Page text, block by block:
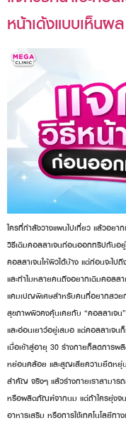
หน้าเด้งแบบเห็นผล
ใครที่กำลังวางแผนไปเที่ยว แล้วอย
วิธีเติมคอลลาเจนก่อนออกทริปกันอยู่
คอลลาเจนให้ผิวได้บ้าง แต่ก่อนจะไป
และทำไมหลายคนถึงอยากเติมคอล
แคมเปญพิเศษสำหรับคนที่อยากสวย
สุขภาพผิวคงคุ้นเคยกับ “คอลลาเจน
และอ่อนเยาว์อยู่เสมอ แต่คอลลาเจน
เมื่อเข้าสู่อายุ 30 ร่างกายก็ลดการ
หย่อนคล้อย และสูญเสียความยืดหยุ่น
สำคัญ จริงๆ แล้วร่างกายเราสามาร
หรือผลิตภัณฑ์จากนม แต่ถ้าใครยุ่งจ
อาหารเสริม หรือการใช้เทคโนโลยีท